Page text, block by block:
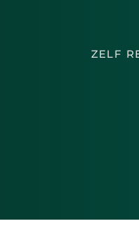
ZELF